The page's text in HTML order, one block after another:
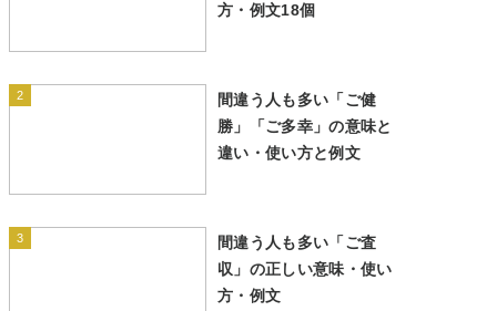
方・例文18個
2
間違う人も多い「ご健
勝」「ご多幸」の意味と
違い・使い方と例文
3
間違う人も多い「ご査
収」の正しい意味・使い
方・例文